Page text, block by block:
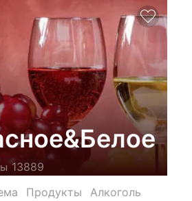
13889
Продукты
Алкоголь